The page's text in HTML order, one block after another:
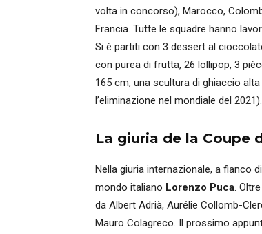
volta in concorso), Marocco,
Francia. Tutte le squadre hanno
Si è partiti con 3 dessert al
con purea di frutta, 26 lollipop, 3
165 cm, una scultura di ghiaccio
l’eliminazione nel mondiale del 2021).
La giuria de la Coupe
Nella giuria internazionale, a fianco di
mondo italiano Lorenzo Puca.
da Albert Adrià, Aurélie Collomb-
Mauro Colagreco. Il prossimo